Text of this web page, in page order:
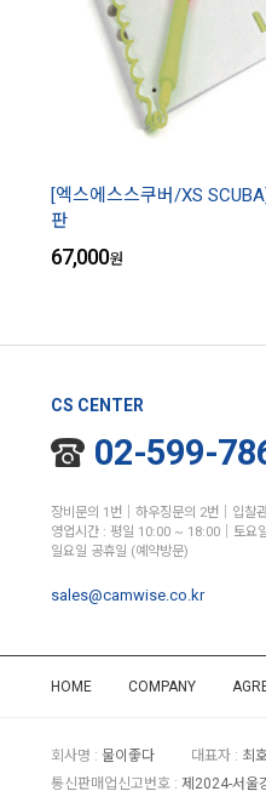
[엑스에스스쿠버/XS
판
67,000원
CS CENTER
02-599-
장비문의 1번│하우징문의 2번│입찰
영업시간 : 평일 10:00 ~ 18:00│토요
일요일 공휴일 (예약방문)
sales@camwise.co.kr
HOME COMPANY
회사명 : 물이좋다 대표자 : 최
통신판매업신고번호 : 제2024-서울